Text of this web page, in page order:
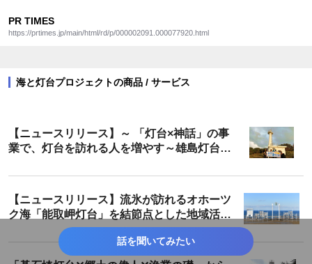
PR TIMES
https://prtimes.jp/main/html/rd/p/000002091.000077920.html
海と灯台プロジェクトの商品 / サービス
【ニュースリリース】～ 「灯台×神話」の事
業で、灯台を訪れる人を増やす～雄島灯台散
【ニュースリリース】流氷が訪れるオホーツ
ク海「能取岬灯台」を結節点とした地域活性
化 「願いを叶える鐘」「ホタテ貝の絵馬」の
設置成果報告
話を聞いてみたい